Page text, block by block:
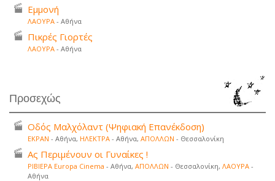
Εμμονή
ΛΑΟΥΡΑ - Αθήνα
Πικρές Γιορτές
ΛΑΟΥΡΑ - Αθήνα
Προσεχώς
Οδός Μαλχόλαντ (Ψηφιακή Επανέκδοση)
ΕΚΡΑΝ - Αθήνα, ΗΛΕΚΤΡΑ - Αθήνα, ΑΠΟΛΛΩΝ - Θεσσαλονίκη
Ας Περιμένουν οι Γυναίκες !
ΡΙΒΙΕΡΑ Europa Cinema - Αθήνα, ΑΠΟΛΛΩΝ - Θεσσαλονίκη, ΛΑΟΥΡΑ -
Αθήνα